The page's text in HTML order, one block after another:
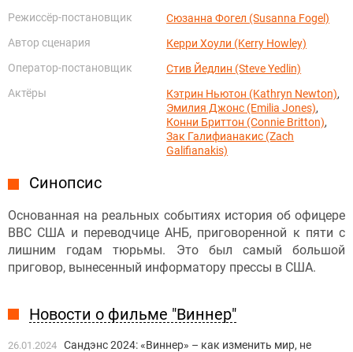
Режиссёр-постановщик
Сюзанна Фогел (Susanna Fogel)
Автор сценария
Керри Хоули (Kerry Howley)
Оператор-постановщик
Стив Йедлин (Steve Yedlin)
Актёры
Кэтрин Ньютон (Kathryn Newton),
Эмилия Джонс (Emilia Jones),
Конни Бриттон (Connie Britton),
Зак Галифианакис (Zach
Galifianakis)
Синопсис
Основанная на реальных событиях история об офицере
BBC США и переводчице АНБ, приговоренной к пяти с
лишним годам тюрьмы. Это был самый большой
приговор, вынесенный информатору прессы в США.
Новости о фильме "Виннер"
26.01.2024 Сандэнс 2024: «Виннер» – как изменить мир, не